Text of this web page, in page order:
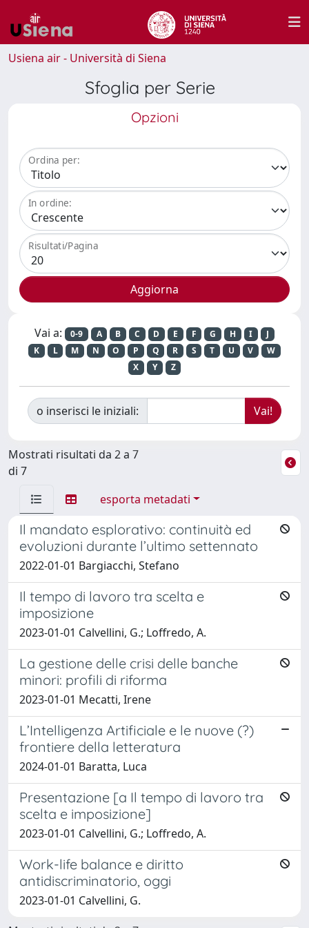
Usiena air - Università di Siena
Sfoglia per Serie
Opzioni
Ordina per:
In ordine:
Risultati/Pagina
Vai a: 0-9 A B C D E F G H I
J
K
L M N O P Q R S T U V
W
X
Y Z
o inserisci le iniziali:
Mostrati risultati da 2 a 7
di 7
esporta metadati
Il mandato esplorativo: continuità ed
evoluzioni durante l’ultimo settennato
2022-01-01 Bargiacchi, Stefano
Il tempo di lavoro tra scelta e
imposizione
2023-01-01 Calvellini, G.; Loffredo, A.
La gestione delle crisi delle banche
minori: profili di riforma
2023-01-01 Mecatti, Irene
L’Intelligenza Artificiale e le nuove (?)
frontiere della letteratura
2024-01-01 Baratta, Luca
Presentazione [a Il tempo di lavoro tra
scelta e imposizione]
2023-01-01 Calvellini, G.; Loffredo, A.
Work-life balance e diritto
antidiscriminatorio, oggi
2023-01-01 Calvellini, G.